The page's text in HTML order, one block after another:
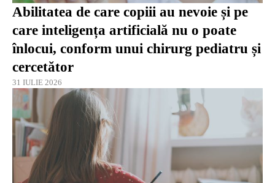
Abilitatea de care copiii au nevoie și pe
care inteligența artificială nu o poate
înlocui, conform unui chirurg pediatru și
cercetător
31 IULIE 2026